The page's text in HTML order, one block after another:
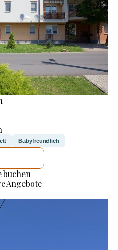
Babyfreundlich
buchen
Angebote